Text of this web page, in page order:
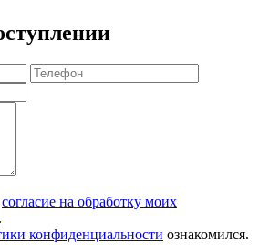
согласие на обработку моих
.
конфиденциальности ознакомился.